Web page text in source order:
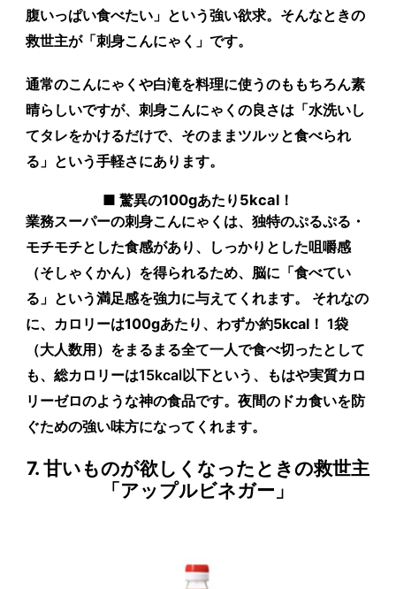
腹いっぱい食べたい」という強い欲求。そんなときの
救世主が「刺身こんにゃく」です。
通常のこんにゃくや白滝を料理に使うのももちろん素
晴らしいですが、刺身こんにゃくの良さは「水洗いし
てタレをかけるだけで、そのままツルッと食べられ
る」という手軽さにあります。
■ 驚異の100gあたり5kcal！
業務スーパーの刺身こんにゃくは、独特のぷるぷる・
モチモチとした食感があり、しっかりとした咀嚼感
（そしゃくかん）を得られるため、脳に「食べてい
る」という満足感を強力に与えてくれます。 それなの
に、 カロリーは100gあたり、わずか約5kcal！ 1袋
（大人数用）をまるまる全て一人で食べ切ったとして
も、総カロリーは15kcal以下という、もはや実質カロ
リーゼロのような神の食品です。夜間のドカ食いを防
ぐための強い味方になってくれます。
7. 甘いものが欲しくなったときの救世主
「アップルビネガー」